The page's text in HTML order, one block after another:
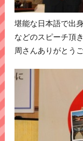
堪能な日本語で出
などのスピーチ頂き
周さんありがとう